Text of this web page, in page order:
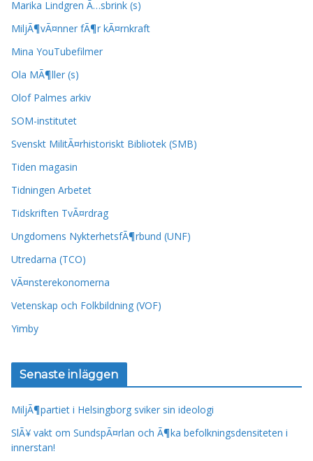
Marika Lindgren Ã…sbrink (s)
MiljÃ¶vÃ¤nner fÃ¶r kÃ¤rnkraft
Mina YouTubefilmer
Ola MÃ¶ller (s)
Olof Palmes arkiv
SOM-institutet
Svenskt MilitÃ¤rhistoriskt Bibliotek (SMB)
Tiden magasin
Tidningen Arbetet
Tidskriften TvÃ¤rdrag
Ungdomens NykterhetsfÃ¶rbund (UNF)
Utredarna (TCO)
VÃ¤nsterekonomerna
Vetenskap och Folkbildning (VOF)
Yimby
Senaste inläggen
MiljÃ¶partiet i Helsingborg sviker sin ideologi
SlÃ¥ vakt om SundspÃ¤rlan och Ã¶ka befolkningsdensiteten i
innerstan!